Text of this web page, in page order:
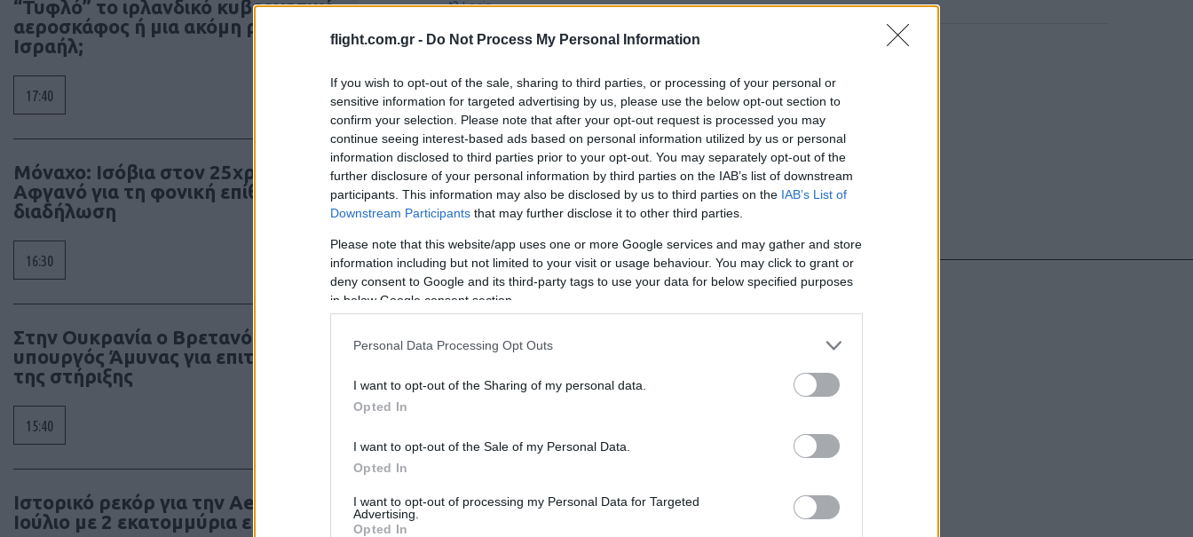
flight.com.gr - Do Not Process My Personal Information
If you wish to opt-out of the sale, sharing to third parties, or processing of your personal or
sensitive information for targeted advertising by us, please use the below opt-out section to
confirm your selection. Please note that after your opt-out request is processed you may
continue seeing interest-based ads based on personal information utilized by us or personal
information disclosed to third parties prior to your opt-out. You may separately opt-out of the
further disclosure of your personal information by third parties on the IAB’s list of downstream
participants. This information may also be disclosed by us to third parties on the IAB’s List of
Downstream Participants that may further disclose it to other third parties.
Please note that this website/app uses one or more Google services and may gather and store
information including but not limited to your visit or usage behaviour. You may click to grant or
deny consent to Google and its third-party tags to use your data for below specified purposes
in below Google consent section.
Personal Data Processing Opt Outs
I want to opt-out of the Sharing of my personal data.
Opted In
I want to opt-out of the Sale of my Personal Data.
Opted In
I want to opt-out of processing my Personal Data for Targeted
Advertising.
Opted In
“Τυφλό” το ιρλανδικό κυβερνητικό
αεροσκάφος ή μια ακόμη ρήξη με το
Ισραήλ;
17:40
Μόναχο: Ισόβια στον 25χρονο
Αφγανό για τη φονική επίθεση σε
διαδήλωση
16:30
Στην Ουκρανία ο Βρετανός
υπουργός Άμυνας για επιτάχυνση
της στήριξης
15:40
Ιστορικό ρεκόρ για την Aegean τον
Ιούλιο με 2 εκατομμύρια επιβάτες
Login
Please login to comment
0COMMENTS